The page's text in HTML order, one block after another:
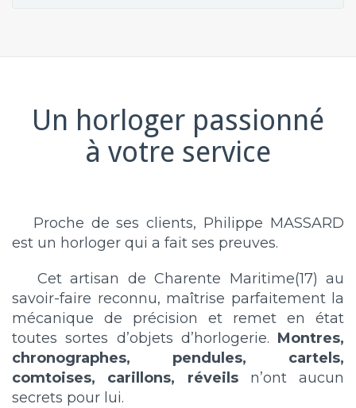
Un horloger passionné
à votre service
Proche de ses clients, Philippe MASSARD
est un horloger qui a fait ses preuves.
Cet artisan de Charente Maritime(17) au
savoir-faire reconnu, maîtrise parfaitement la
mécanique de précision et remet en état
toutes sortes d’objets d’horlogerie. Montres,
chronographes, pendules, cartels,
comtoises, carillons, réveilsn’ont aucun
secrets pour lui.